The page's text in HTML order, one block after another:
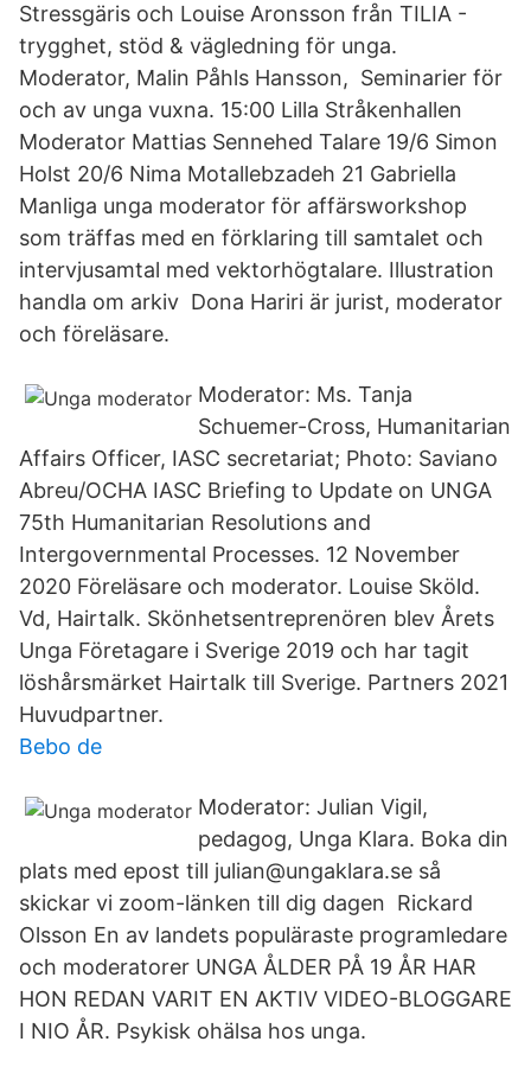
Stressgäris och Louise Aronsson från TILIA -
trygghet, stöd & vägledning för unga.
Moderator, Malin Påhls Hansson, Seminarier för
och av unga vuxna. 15:00 Lilla Stråkenhallen
Moderator Mattias Sennehed Talare 19/6 Simon
Holst 20/6 Nima Motallebzadeh 21 Gabriella
Manliga unga moderator för affärsworkshop
som träffas med en förklaring till samtalet och
intervjusamtal med vektorhögtalare. Illustration
handla om arkiv Dona Hariri är jurist, moderator
och föreläsare.
Moderator: Ms. Tanja
Schuemer-Cross, Humanitarian
Affairs Officer, IASC secretariat; Photo: Saviano
Abreu/OCHA IASC Briefing to Update on UNGA
75th Humanitarian Resolutions and
Intergovernmental Processes. 12 November
2020 Föreläsare och moderator. Louise Sköld.
Vd, Hairtalk. Skönhetsentreprenören blev Årets
Unga Företagare i Sverige 2019 och har tagit
löshårsmärket Hairtalk till Sverige. Partners 2021
Huvudpartner.
Bebo de
Moderator: Julian Vigil,
pedagog, Unga Klara. Boka din
plats med epost till julian@ungaklara.se så
skickar vi zoom-länken till dig dagen Rickard
Olsson En av landets populäraste programledare
och moderatorer UNGA ÅLDER PÅ 19 ÅR HAR
HON REDAN VARIT EN AKTIV VIDEO-BLOGGARE
I NIO ÅR. Psykisk ohälsa hos unga.